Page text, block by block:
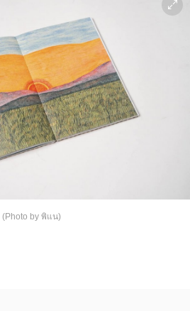
(Photo by พิแน)